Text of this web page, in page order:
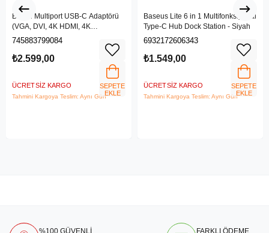
Belkin Multiport USB-C Adaptörü
(VGA, DVI, 4K HDMI, 4K
DisplayPort özellikli USB-C Video
745883799084
₺2.599,00
ÜCRETSIZ KARGO
Tahmini Kargoya Teslim: Aynı Gün
SEPETE
EKLE
Baseus Lite 6 in 1 Multifonksiyonal
Type-C Hub Dock Station - Siyah
6932172606343
₺1.549,00
ÜCRETSIZ KARGO
Tahmini Kargoya Teslim: Aynı Gün
SEPETE
EKLE
%100 GÜVENLİ
FARKLI ÖDEME